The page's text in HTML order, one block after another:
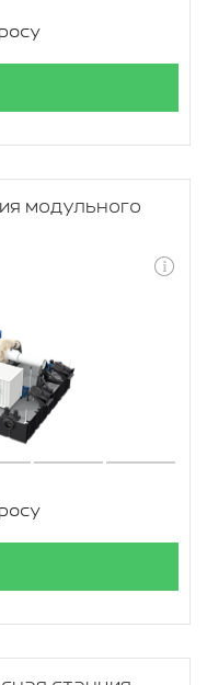
модульного